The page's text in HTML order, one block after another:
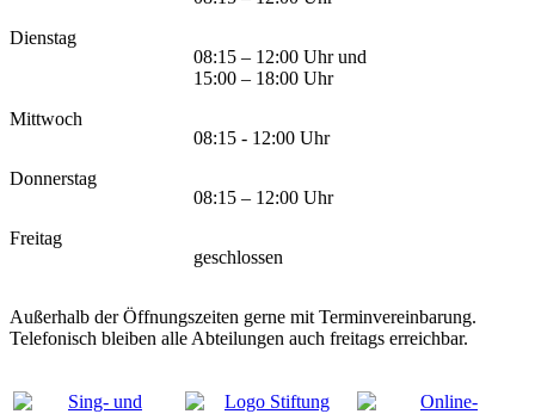
Dienstag
08:15 – 12:00 Uhr und
15:00 – 18:00 Uhr
Mittwoch
08:15 - 12:00 Uhr
Donnerstag
08:15 – 12:00 Uhr
Freitag
geschlossen
Außerhalb der Öffnungszeiten gerne mit Terminvereinbarung.
Telefonisch bleiben alle Abteilungen auch freitags erreichbar.